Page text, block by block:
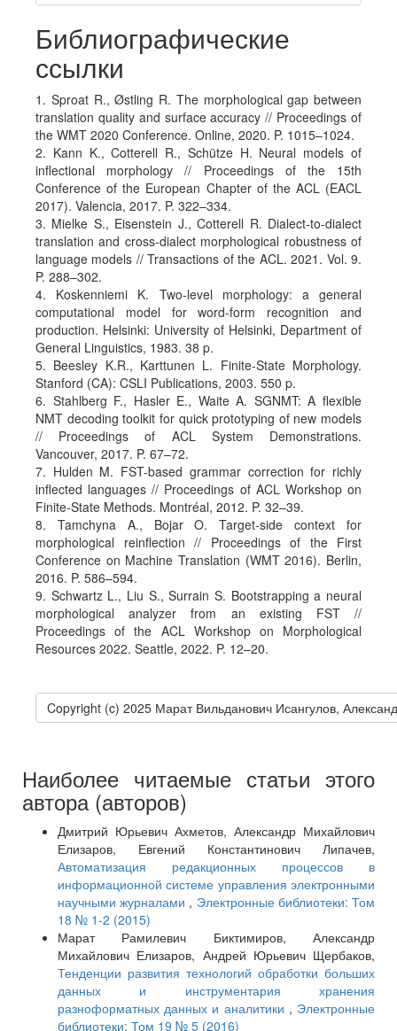
Библиографические
ссылки
1. Sproat R., Østling R. The morphological gap between
translation quality and surface accuracy // Proceedings of
the WMT 2020 Conference. Online, 2020. P. 1015–1024.
2. Kann K., Cotterell R., Schütze H. Neural models of
inflectional morphology // Proceedings of the 15th
Conference of the European Chapter of the ACL (EACL
2017). Valencia, 2017. P. 322–334.
3. Mielke S., Eisenstein J., Cotterell R. Dialect-to-dialect
translation and cross-dialect morphological robustness of
language models // Transactions of the ACL. 2021. Vol. 9.
P. 288–302.
4. Koskenniemi K. Two-level morphology: a general
computational model for word-form recognition and
production. Helsinki: University of Helsinki, Department of
General Linguistics, 1983. 38 p.
5. Beesley K.R., Karttunen L. Finite-State Morphology.
Stanford (CA): CSLI Publications, 2003. 550 p.
6. Stahlberg F., Hasler E., Waite A. SGNMT: A flexible
NMT decoding toolkit for quick prototyping of new models
// Proceedings of ACL System Demonstrations.
Vancouver, 2017. P. 67–72.
7. Hulden M. FST-based grammar correction for richly
inflected languages // Proceedings of ACL Workshop on
Finite-State Methods. Montréal, 2012. P. 32–39.
8. Tamchyna A., Bojar O. Target-side context for
morphological reinflection // Proceedings of the First
Conference on Machine Translation (WMT 2016). Berlin,
2016. P. 586–594.
9. Schwartz L., Liu S., Surrain S. Bootstrapping a neural
morphological analyzer from an existing FST //
Proceedings of the ACL Workshop on Morphological
Resources 2022. Seattle, 2022. P. 12–20.
Copyright (c) 2025 Марат Вильданович Исангулов,
Наиболее читаемые статьи этого
автора (авторов)
Дмитрий Юрьевич Ахметов, Александр Михайлович
Елизаров, Евгений Константинович Липачев,
Автоматизация редакционных процессов в
информационной системе управления электронными
научными журналами , Электронные библиотеки: Том
18 № 1-2 (2015)
Марат Рамилевич Биктимиров, Александр
Михайлович Елизаров, Андрей Юрьевич Щербаков,
Тенденции развития технологий обработки больших
данных и инструментария хранения
разноформатных данных и аналитики , Электронные
библиотеки: Том 19 № 5 (2016)